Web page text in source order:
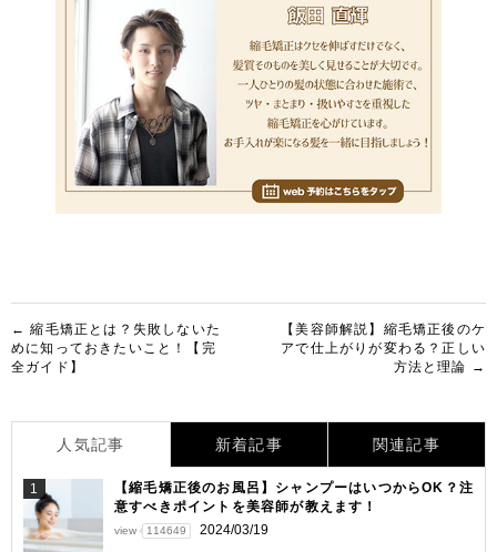
投
稿
ー
シ
← 縮毛矯正とは？失敗しないた
めに知っておきたいこと！【完
全ガイド】
【美容師解説】縮毛矯正後のケ
アで仕上がりが変わる？正しい
方法と理論 →
人気記事 新着記事 関連記事
1
【縮毛矯正後のお風呂】シャンプーはいつからOK？注
意すべきポイントを美容師が教えます！
view 114649 2024/03/19